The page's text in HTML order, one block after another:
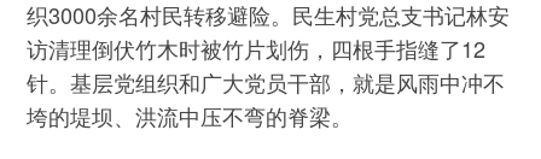
织3000余名村民转移避险。民生村党总支书记林安
访清理倒伏竹木时被竹片划伤，四根手指缝了12
针。基层党组织和广大党员干部，就是风雨中冲不
垮的堤坝、洪流中压不弯的脊梁。